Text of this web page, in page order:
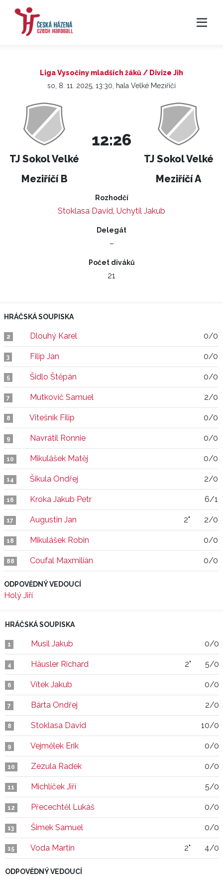
Liga Vysočiny mladších žáků / Divize Jih
so, 8. 11. 2025, 13:30, hala Velké Meziříčí
TJ Sokol Velké
Meziříčí B
12:26
TJ Sokol Velké
Meziříčí A
Rozhodčí
Stoklasa David, Uchytil Jakub
Delegát
–
Počet diváků
21
HRÁČSKÁ SOUPISKA
2 Dlouhý Karel 0/0
3 Filip Jan 0/0
5 Šidlo Štěpán 0/0
7 Mutkovič Samuel 2/0
8 Vitešník Filip 0/0
9 Navrátil Ronnie 0/0
10 Mikulášek Matěj 0/0
14 Šikula Ondřej 2/0
16 Kroka Jakub Petr 6/1
17 Augustin Jan 2" 2/0
18 Mikulášek Robin 0/0
88 Coufal Maxmilián 0/0
ODPOVĚDNÝ VEDOUCÍ
Holý Jiří
HRÁČSKÁ SOUPISKA
1 Musil Jakub 0/0
4 Häusler Richard 2" 5/0
6 Vítek Jakub 0/0
7 Bárta Ondřej 2/0
8 Stoklasa David 10/0
9 Vejmělek Erik 0/0
10 Zezula Radek 0/0
11 Michlíček Jiří 5/0
12 Přecechtěl Lukáš 0/0
13 Šimek Samuel 0/0
15 Voda Martin 2" 4/0
ODPOVĚDNÝ VEDOUCÍ